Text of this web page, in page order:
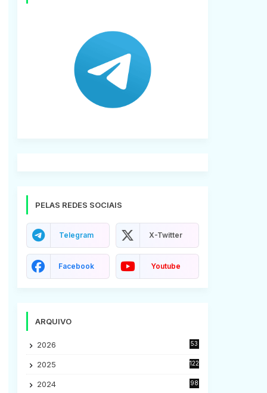
PELAS REDES SOCIAIS
Telegram X-Twitter
Facebook Youtube
ARQUIVO
2026 53
2025 122
2024 98